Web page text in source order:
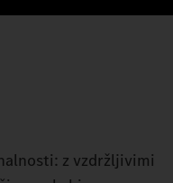
z vzdržljivimi